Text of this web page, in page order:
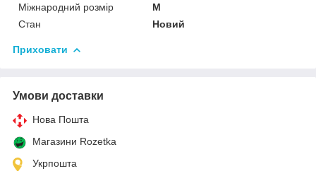
Міжнародний розмір
M
Стан
Новий
Приховати
Умови доставки
Нова Пошта
Магазини Rozetka
Укрпошта